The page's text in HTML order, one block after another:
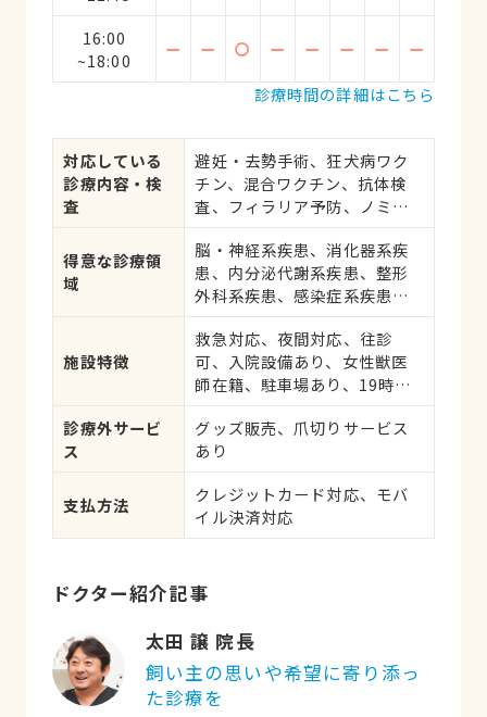
16:00
~18:00
ー ー 〇 ー ー ー ー
ー
診療時間の詳細はこちら
対応している
診療内容・検
査
避妊・去勢手術、狂犬病ワク
チン、混合ワクチン、抗体検
査、フィラリア予防、ノミ・
応、健康診断、各種検査、外
科手術
得意な診療領
域
脳・神経系疾患、消化器系疾
患、内分泌代謝系疾患、整形
外科系疾患、感染症系疾患、
疾患、肝・胆・すい臓系疾
患、血液・免疫系疾患、耳系
疾患、皮膚系疾患、呼吸器系
肉系疾患、生殖器系疾患、腫
瘍・がん、アレルギー、歯と
施設特徴
救急対応、夜間対応、往診
可、入院設備あり、女性獣医
師在籍、駐車場あり、19時以
療
診療外サービ
ス
グッズ販売、爪切りサービス
あり
支払方法
クレジットカード対応、モバ
イル決済対応
ドクター紹介記事
太田 譲 院長
飼い主の思いや希望に寄り添っ
た診療を